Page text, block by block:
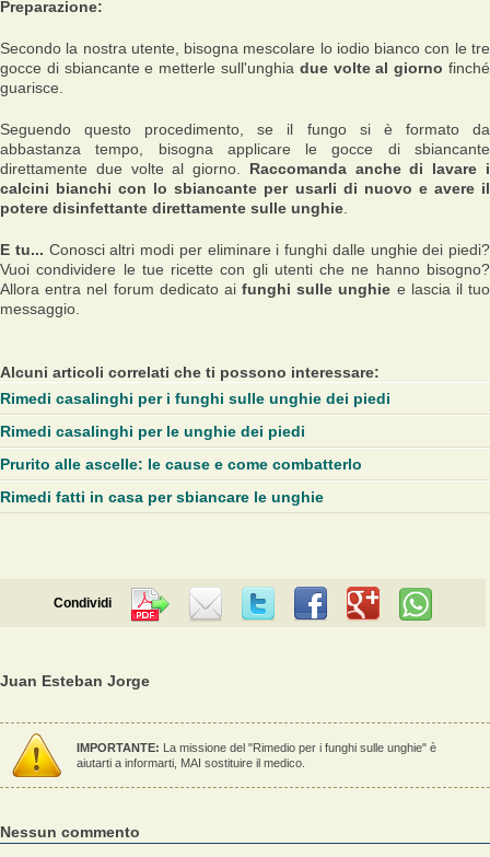
Preparazione:
Secondo la nostra utente, bisogna mescolare lo iodio bianco con le tre
gocce di sbiancante e metterle sull'unghia due volte al giorno finché
guarisce.
Seguendo questo procedimento, se il fungo si è formato da
abbastanza tempo, bisogna applicare le gocce di sbiancante
direttamente due volte al giorno. Raccomanda anche di lavare i
calcini bianchi con lo sbiancante per usarli di nuovo e avere il
potere disinfettante direttamente sulle unghie
E tu... Conosci altri modi per eliminare i funghi dalle unghie dei piedi?
Vuoi condividere le tue ricette con gli utenti che ne hanno bisogno?
Allora entra nel forum dedicato ai funghi sulle unghie e lascia il tuo
messaggio.
Alcuni articoli correlati che ti possono interessare:
Rimedi casalinghi per i funghi sulle unghie dei piedi
Rimedi casalinghi per le unghie dei piedi
Prurito alle ascelle: le cause e come combatterlo
Rimedi fatti in casa per sbiancare le unghie
Condividi
Juan Esteban Jorge
IMPORTANTE: La missione del "Rimedio per i funghi sulle unghie" è
aiutarti a informarti, MAI sostituire il medico.
Nessun commento